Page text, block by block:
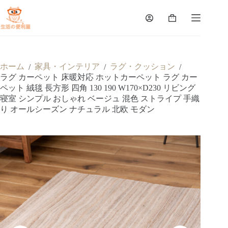
ホーム / 家具・インテリア / ラグ・クッション /
ラグ カーペット 床暖対応 ホットカーペット ラグ カー
ペット 絨毯 長方形 四角 130 190 W170×D230 リビング
寝室 シンプル おしゃれ ベージュ 混色 ストライプ 手織
り オールシーズン ナチュラル 北欧 モダン